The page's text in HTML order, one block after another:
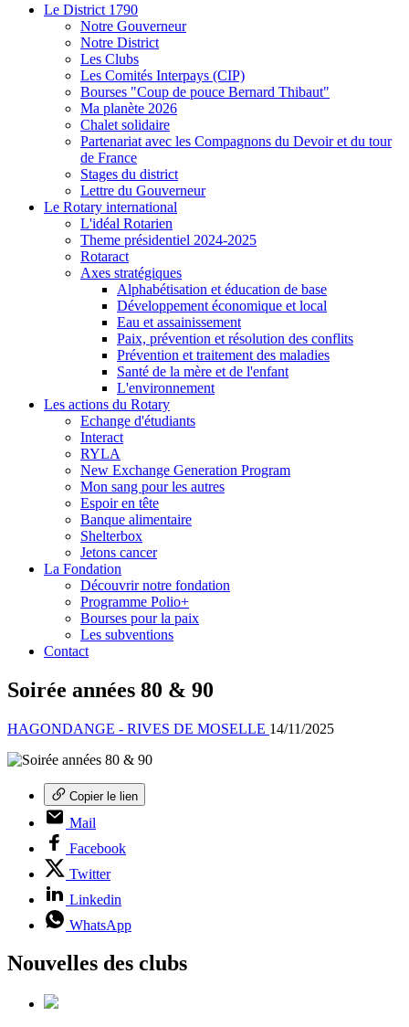
Le District 1790
Notre Gouverneur
Notre District
Les Clubs
Les Comités Interpays (CIP)
Bourses "Coup de pouce Bernard Thibaut"
Ma planète 2026
Chalet solidaire
Partenariat avec les Compagnons du Devoir et du tour
de France
Stages du district
Lettre du Gouverneur
Le Rotary international
L'idéal Rotarien
Theme présidentiel 2024-2025
Rotaract
Axes stratégiques
Alphabétisation et éducation de base
Développement économique et local
Eau et assainissement
Paix, prévention et résolution des conflits
Prévention et traitement des maladies
Santé de la mère et de l'enfant
L'environnement
Les actions du Rotary
Echange d'étudiants
Interact
RYLA
New Exchange Generation Program
Mon sang pour les autres
Espoir en tête
Banque alimentaire
Shelterbox
Jetons cancer
La Fondation
Découvrir notre fondation
Programme Polio+
Bourses pour la paix
Les subventions
Contact
Soirée années 80 & 90
HAGONDANGE - RIVES DE MOSELLE 14/11/2025
Copier le lien
Mail
Facebook
Twitter
Linkedin
WhatsApp
Nouvelles des clubs